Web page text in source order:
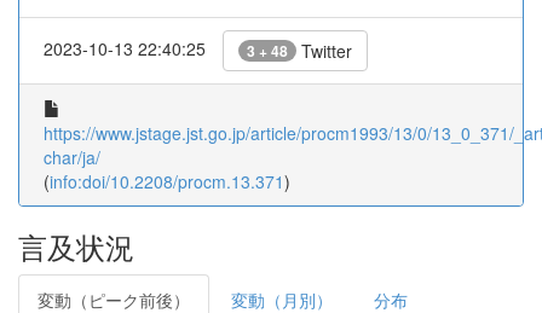
2023-10-13 22:40:25 3 + 48 Twitter
https://www.jstage.jst.go.jp/article/procm1993/13/0/13_0_371/
char/ja/
(info:doi/10.2208/procm.13.371)
言及状況
変動（ピーク前後） 変動（月別） 分布